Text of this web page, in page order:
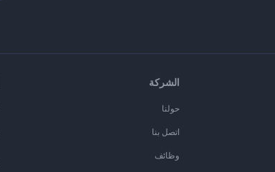
الشركة
حولنا
اتصل بنا
وظائف